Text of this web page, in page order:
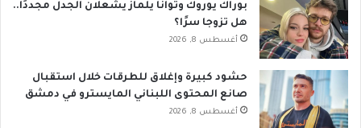
بوراك يوروك وتوانا يلماز يشعلان الجدل مجددًا..
هل تزوجا سرًا؟
أغسطس 8, 2026
حشود كبيرة وإغلاق للطرقات خلال استقبال
صانع المحتوى اللبناني المايسترو في دمشق
أغسطس 8, 2026